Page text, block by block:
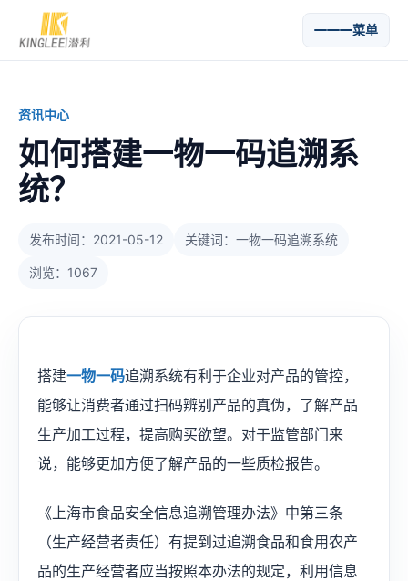
菜单
资讯中心
如何搭建一物一码追溯系
统？
发布时间：2021-05-12 关键词：一物一码追溯系统
浏览：1067
搭建一物一码追溯系统有利于企业对产品的管控，
能够让消费者通过扫码辨别产品的真伪，了解产品
生产加工过程，提高购买欲望。对于监管部门来
说，能够更加方便了解产品的一些质检报告。
《上海市食品安全信息追溯管理办法》中第三条
（生产经营者责任）有提到过追溯食品和食用农产
品的生产经营者应当按照本办法的规定，利用信息